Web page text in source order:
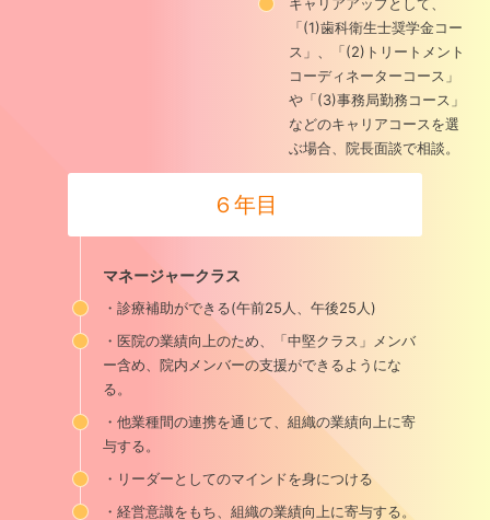
キャリアアップとして、
「(1)歯科衛生士奨学金コー
ス」、「(2)トリートメント
コーディネーターコース」
や「(3)事務局勤務コース」
などのキャリアコースを選
ぶ場合、院長面談で相談。
６年目
マネージャークラス
・診療補助ができる(午前25人、午後25人)
・医院の業績向上のため、「中堅クラス」メンバ
ー含め、院内メンバーの支援ができるようにな
る。
・他業種間の連携を通じて、組織の業績向上に寄
与する。
・リーダーとしてのマインドを身につける
・経営意識をもち、組織の業績向上に寄与する。